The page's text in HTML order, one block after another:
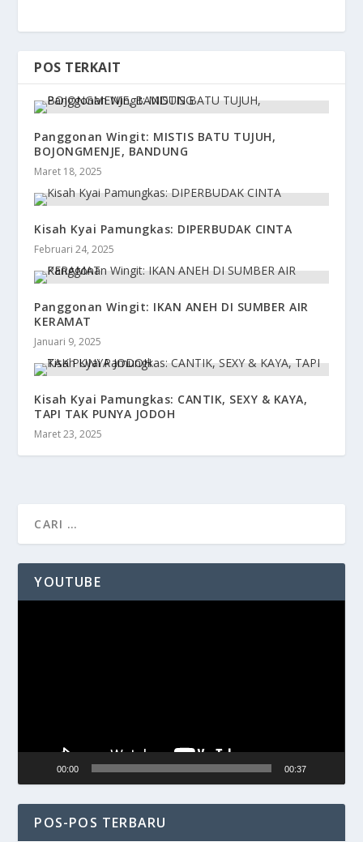
POS TERKAIT
Panggonan Wingit: MISTIS BATU TUJUH,
BOJONGMENJE, BANDUNG
Maret 18, 2025
Kisah Kyai Pamungkas: DIPERBUDAK CINTA
Februari 24, 2025
Panggonan Wingit: IKAN ANEH DI SUMBER AIR
KERAMAT
Januari 9, 2025
Kisah Kyai Pamungkas: CANTIK, SEXY & KAYA,
TAPI TAK PUNYA JODOH
Maret 23, 2025
YOUTUBE
00:00 00:37
POS-POS TERBARU